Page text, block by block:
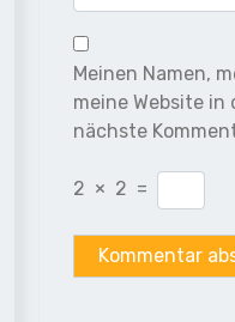
Meinen Namen,
meine Website
nächste
2 × 2 =